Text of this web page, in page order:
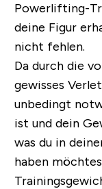
Powerlifting-
deine Figur
nicht fehlen.
Da durch die
gewisses
unbedingt
ist und dein
was du in
haben